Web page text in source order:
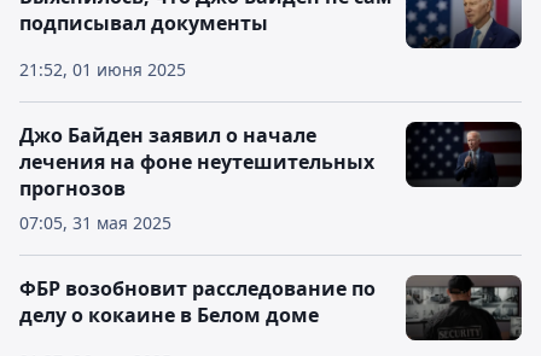
21:52, 01 июня 2025
подписывал документы
07:05, 31 мая 2025
Джо Байден заявил о начале
лечения на фоне неутешительных
прогнозов
ФБР возобновит расследование по
делу о кокаине в Белом доме